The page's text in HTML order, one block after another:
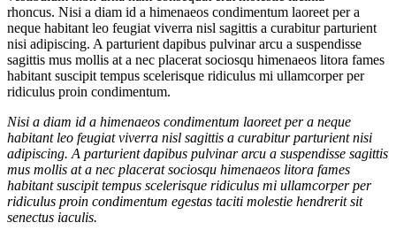
rhoncus. Nisi a diam id a himenaeos condimentum laoreet per a
neque habitant leo feugiat viverra nisl sagittis a curabitur parturient
nisi adipiscing. A parturient dapibus pulvinar arcu a suspendisse
sagittis mus mollis at a nec placerat sociosqu himenaeos litora fames
habitant suscipit tempus scelerisque ridiculus mi ullamcorper per
ridiculus proin condimentum.
Nisi a diam id a himenaeos condimentum laoreet per a neque
habitant leo feugiat viverra nisl sagittis a curabitur parturient nisi
adipiscing. A parturient dapibus pulvinar arcu a suspendisse sagittis
mus mollis at a nec placerat sociosqu himenaeos litora fames
habitant suscipit tempus scelerisque ridiculus mi ullamcorper per
ridiculus proin condimentum egestas taciti molestie hendrerit sit
senectus iaculis.